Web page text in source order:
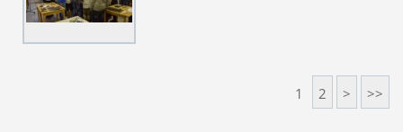
1 2 > >>